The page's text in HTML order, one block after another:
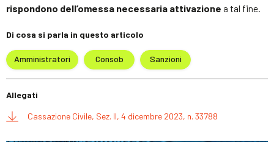
rispondono dell’omessa necessaria attivazione a tal fine.
Di cosa si parla in questo articolo
Amministratori Consob Sanzioni
Allegati
Cassazione Civile, Sez. II, 4 dicembre 2023, n. 33788